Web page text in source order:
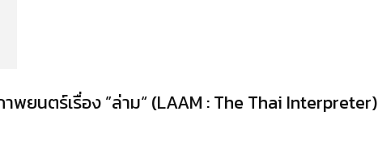
พยนตร์เรื่อง ”ล่าม“ (LAAM : The Thai Interpreter)